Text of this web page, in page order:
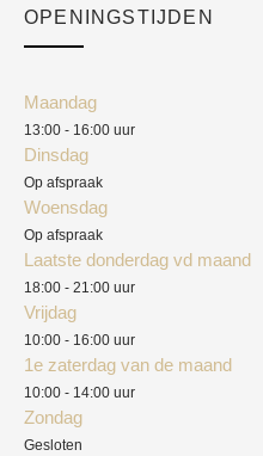
Academy
OPENINGSTIJDEN
Maandag
13:00 - 16:00 uur
Dinsdag
Op afspraak
Woensdag
Op afspraak
Laatste donderdag vd maand
18:00 - 21:00 uur
Vrijdag
10:00 - 16:00 uur
1e zaterdag van de maand
10:00 - 14:00 uur
Zondag
Gesloten